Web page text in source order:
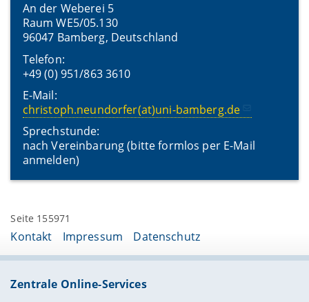
An der Weberei 5
Raum WE5/05.130
96047 Bamberg, Deutschland
Telefon:
+49 (0) 951/863 3610
E-Mail:
christoph.neundorfer(at)uni-bamberg.de
Sprechstunde:
nach Vereinbarung (bitte formlos per E-Mail
anmelden)
Seite 155971
Kontakt Impressum Datenschutz
Zentrale Online-Services